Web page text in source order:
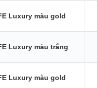
Luxury màu gold
Luxury màu trắng
Luxury màu gold